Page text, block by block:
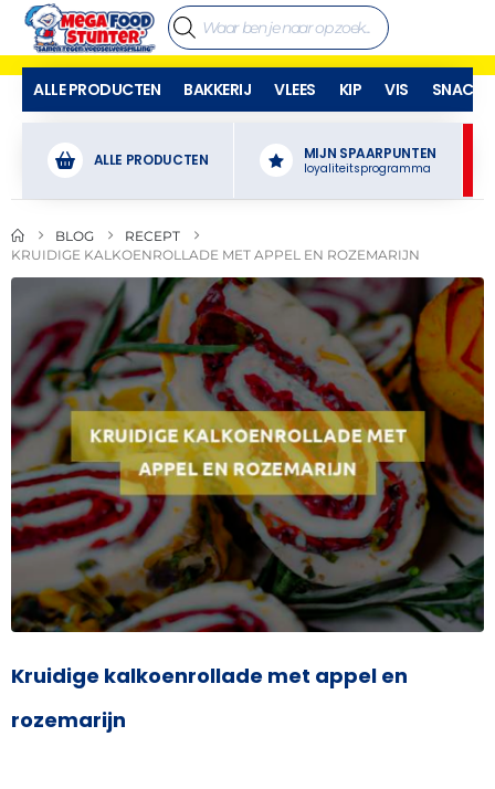
ALLE PRODUCTEN BAKKERIJ VLEES KIP VIS SNACKS
ALLE PRODUCTEN MIJN SPAARPUNTEN
loyaliteitsprogramma
BLOG
RECEPT
KRUIDIGE KALKOENROLLADE MET APPEL EN ROZEMARIJN
Kruidige kalkoenrollade met appel en
rozemarijn